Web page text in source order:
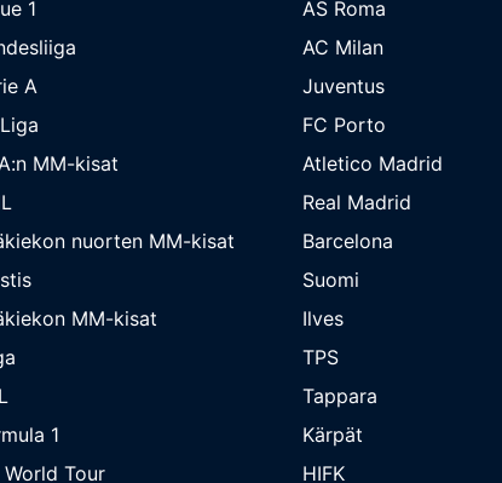
1
A
MM-kisat
nuorten MM-kisat
MM-kisat
1
World Tour
AS Roma
AC Milan
Juventus
FC Porto
Atletico Madrid
Real Madrid
Barcelona
Suomi
Ilves
TPS
Tappara
Kärpät
HIFK